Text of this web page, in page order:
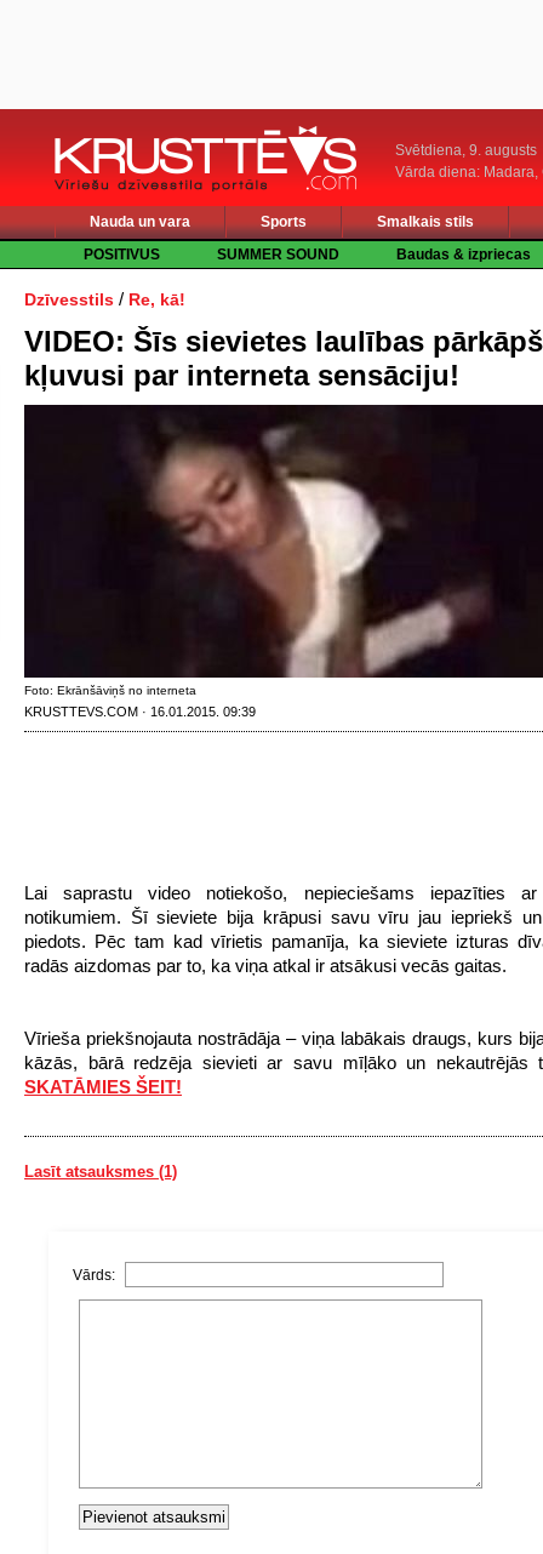
Svētdiena, 9. augusts
Vārda diena: Madara,
Nauda un vara Sports
Smalkais stils
POSITIVUS
SUMMER SOUND Baudas & izpriecas
Dzīvesstils / Re, kā!
VIDEO: Šīs sievietes laulības
kļuvusi par interneta sensāciju!
Foto: Ekrānšāviņš no interneta
KRUSTTEVS.COM · 16.01.2015. 09:39
Lai saprastu video notiekošo, nepieciešams iepazīties ar
notikumiem. Šī sieviete bija krāpusi savu vīru jau iepriekš
piedots. Pēc tam kad vīrietis pamanīja, ka sieviete izturas
radās aizdomas par to, ka viņa atkal ir atsākusi vecās gaitas.
Vīrieša priekšnojauta nostrādāja – viņa labākais draugs, kurs
kāzās, bārā redzēja sievieti ar savu mīļāko un nekautrējās
SKATĀMIES ŠEIT!
Lasīt atsauksmes (1)
Vārds: